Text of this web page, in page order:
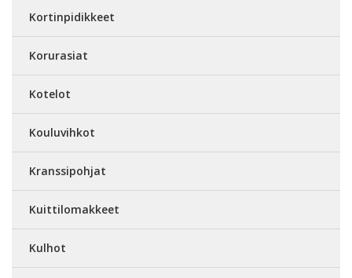
Kortinpidikkeet
Korurasiat
Kotelot
Kouluvihkot
Kranssipohjat
Kuittilomakkeet
Kulhot